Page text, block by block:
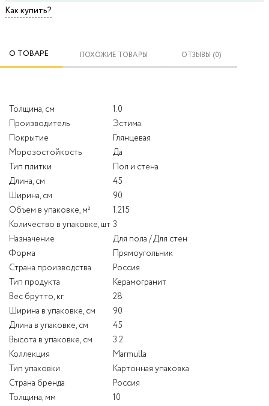
Как купить?
О ТОВАРЕ ПОХОЖИЕ ТОВАРЫ ОТЗЫВЫ (0)
Толщина, см
1.0
Производитель
Эстима
Покрытие
Глянцевая
Морозостойкость
Да
Тип плитки
Пол и стена
Длина, см
45
Ширина, см
90
Объем в упаковке, м²
1.215
Количество в упаковке, шт 3
Назначение
Для пола / Для стен
Форма
Прямоугольник
Страна производства
Россия
Тип продукта
Керамогранит
Вес брутто, кг
28
Ширина в упаковке, см
90
Длина в упаковке, см
45
Высота в упаковке, см
3.2
Коллекция
Marmulla
Тип упаковки
Картонная упаковка
Страна бренда
Россия
Толщина, мм
10